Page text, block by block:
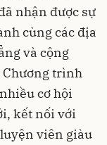
nhận được sự
cùng các địa
và cộng
Chương trình
cơ hội
kết nối với
viên giàu